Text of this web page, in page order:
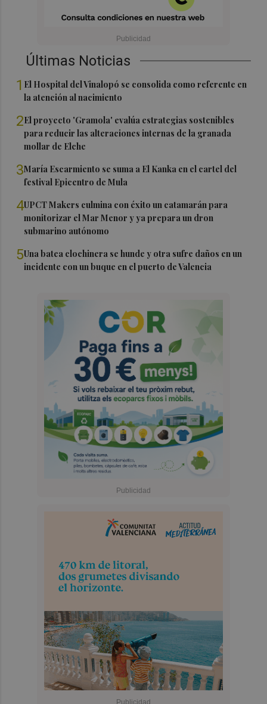
Últimas Noticias
1 El Hospital del Vinalopó se consolida como referente en
la atención al nacimiento
2El proyecto 'Gramola' evalúa estrategias sostenibles
para reducir las alteraciones internas de la granada
mollar de Elche
3María Escarmiento se suma a El Kanka en el cartel del
festival Epicentro de Mula
4UPCT Makers culmina con éxito un catamarán para
monitorizar el Mar Menor y ya prepara un dron
submarino autónomo
5Una batea clochinera se hunde y otra sufre daños en un
incidente con un buque en el puerto de Valencia